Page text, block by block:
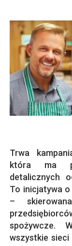
Trwa
która ma
detalicznych
To inicjatywa
–
spożywcze.
wszystkie sieci